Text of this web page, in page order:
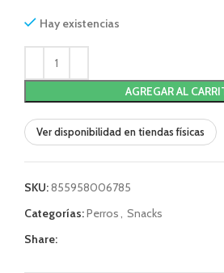
Hay existencias
AGREGAR AL
Ver disponibilidad en tiendas físicas
SKU:855958006785
Categorías:Perros, Snacks
Share: